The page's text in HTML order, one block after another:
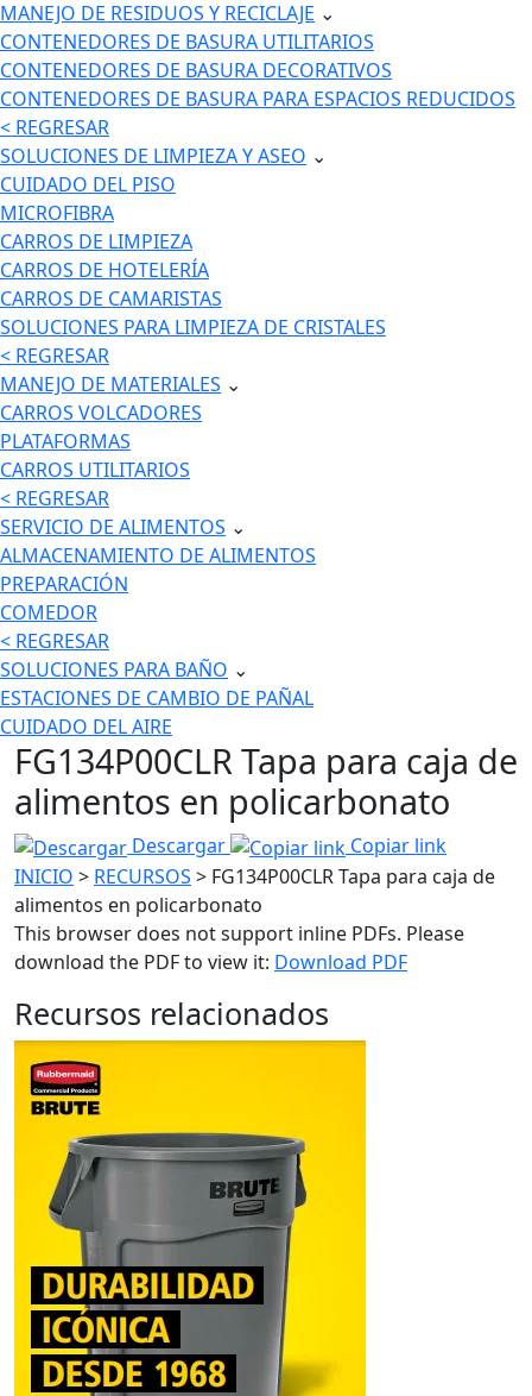
MANEJO DE RESIDUOS Y RECICLAJE ⌄
CONTENEDORES DE BASURA UTILITARIOS
CONTENEDORES DE BASURA DECORATIVOS
CONTENEDORES DE BASURA PARA ESPACIOS REDUCIDOS
< REGRESAR
SOLUCIONES DE LIMPIEZA Y ASEO ⌄
CUIDADO DEL PISO
MICROFIBRA
CARROS DE LIMPIEZA
CARROS DE HOTELERÍA
CARROS DE CAMARISTAS
SOLUCIONES PARA LIMPIEZA DE CRISTALES
< REGRESAR
MANEJO DE MATERIALES ⌄
CARROS VOLCADORES
PLATAFORMAS
CARROS UTILITARIOS
< REGRESAR
SERVICIO DE ALIMENTOS ⌄
ALMACENAMIENTO DE ALIMENTOS
PREPARACIÓN
COMEDOR
< REGRESAR
SOLUCIONES PARA BAÑO ⌄
ESTACIONES DE CAMBIO DE PAÑAL
CUIDADO DEL AIRE
FG134P00CLR Tapa para caja de
alimentos en policarbonato
Descargar
Copiar link
INICIO > RECURSOS > FG134P00CLR Tapa para caja de
alimentos en policarbonato
This browser does not support inline PDFs. Please
download the PDF to view it: Download PDF
Recursos relacionados